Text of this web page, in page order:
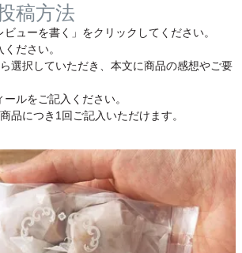
稿方法
ューを書く」をクリックしてください。
ださい。
選択していただき、本文に商品の感想やご要
ルをご記入ください。
品につき1回ご記入いただけます。